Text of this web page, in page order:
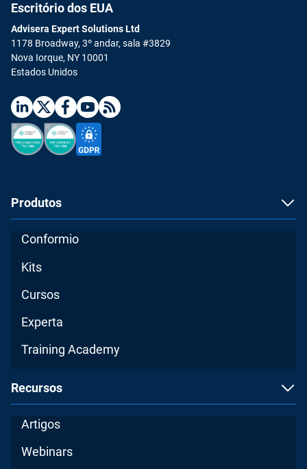
Escritório dos EUA
Advisera Expert Solutions Ltd
1178 Broadway, 3º andar, sala #3829
Nova Iorque, NY 10001
Estados Unidos
Produtos
Conformio
Kits
Cursos
Experta
Training Academy
Recursos
Artigos
Webinars